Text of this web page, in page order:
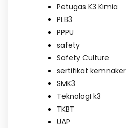
Petugas K3 Kimia
PLB3
PPPU
safety
Safety Culture
sertifikat
SMK3
TeknologI k3
TKBT
UAP